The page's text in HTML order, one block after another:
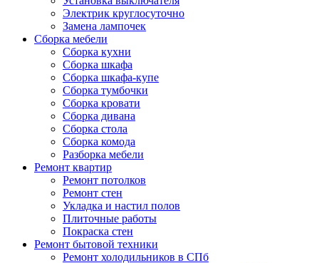
Электрик круглосуточно
Замена лампочек
Сборка мебели
Сборка кухни
Сборка шкафа
Сборка шкафа-купе
Сборка тумбочки
Сборка кровати
Сборка дивана
Сборка стола
Сборка комода
Разборка мебели
Ремонт квартир
Ремонт потолков
Ремонт стен
Укладка и настил полов
Плиточные работы
Покраска стен
Ремонт бытовой техники
Ремонт холодильников в СПб